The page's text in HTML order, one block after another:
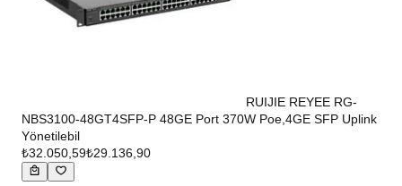
RUIJIE REYEE RG-
NBS3100-48GT4SFP-P 48GE Port 370W Poe,4GE SFP Uplink
Yönetilebil
₺32.050,59₺29.136,90